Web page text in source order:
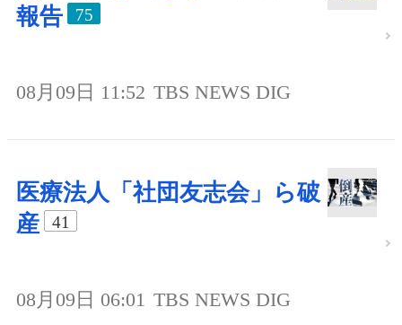
報告
75
08月09日 11:52 TBS NEWS DIG
医療法人「社団友志会」ら破
産
41
08月09日 06:01 TBS NEWS DIG